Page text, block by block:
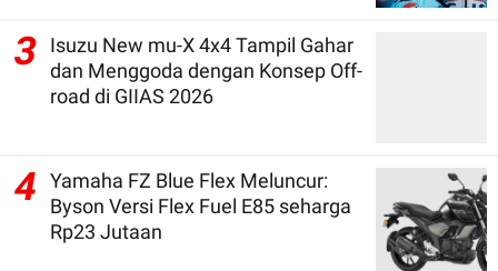
3
Isuzu New mu-X 4x4 Tampil Gahar
dan Menggoda dengan Konsep Off-
road di GIIAS 2026
4
Yamaha FZ Blue Flex Meluncur:
Byson Versi Flex Fuel E85 seharga
Rp23 Jutaan